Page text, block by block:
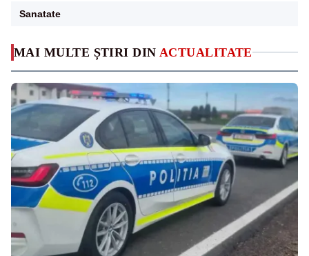
MAI MULTE ȘTIRI DIN ACTUALITATE
Sanatate